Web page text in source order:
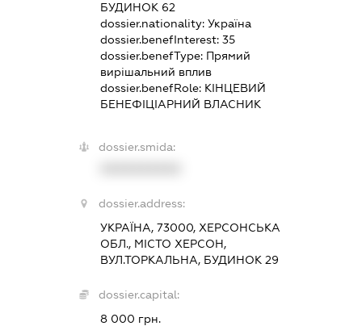
БУДИНОК 62
dossier.nationality: Україна
dossier.benefInterest: 35
dossier.benefType: Прямий
вирішальний вплив
dossier.benefRole: КІНЦЕВИЙ
БЕНЕФІЦІАРНИЙ ВЛАСНИК
dossier.smida:
dossier.address:
УКРАЇНА, 73000, ХЕРСОНСЬКА
ОБЛ., МІСТО ХЕРСОН,
ВУЛ.ТОРКАЛЬНА, БУДИНОК 29
dossier.capital:
8 000 грн.